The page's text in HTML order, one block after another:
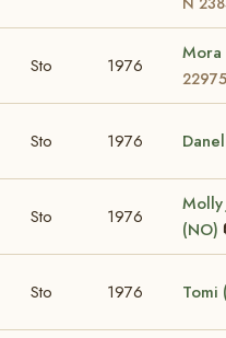
Sto 1976
22975
Sto 1976
Sto 1976
Molly
(NO)
Sto 1976 Tomi